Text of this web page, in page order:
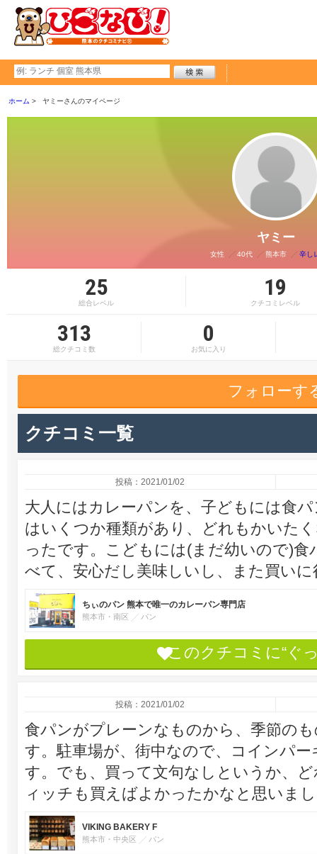
ホーム ヤミーさんのマイページ
ヤミー
女性 40代 熊本市 辛し
25
総合レベル
19
クチコミレベル
313
総クチコミ数
0
お気に入り
フォローす
クチコミ一覧
投稿：2021/01/02
大人にはカレーパンを、子どもには食
はいくつか種類があり、どれもかいた
ったです。こどもには(まだ幼いので)
べて、安心だし美味しいし、また買い
ちぃのパン 熊本で唯一のカレーパン専門店
熊本市・南区 パン
このクチコミに“ぐ
投稿：2021/01/02
食パンがプレーンなものから、季節の
す。駐車場が、街中なので、コインパ
す。でも、買って文句なしというか、
ィッチも買えばよかったかなと思いま
VIKING BAKERY F
熊本市・中央区 パン